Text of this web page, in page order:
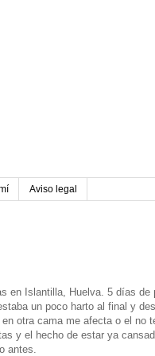
Aviso legal
en Islantilla, Huelva. 5 días de
un poco harto al final y
otra cama me afecta o el no
y el hecho de estar ya
antes.